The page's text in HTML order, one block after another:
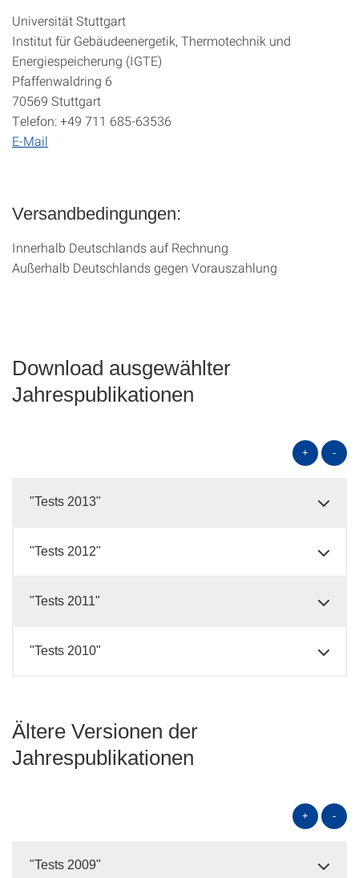
Universität Stuttgart
Institut für Gebäudeenergetik, Thermotechnik und
Energiespeicherung (IGTE)
Pfaffenwaldring 6
70569 Stuttgart
Telefon: +49 711 685-63536
E-Mail
Versandbedingungen:
Innerhalb Deutschlands auf Rechnung
Außerhalb Deutschlands gegen Vorauszahlung
Download ausgewählter
Jahrespublikationen
+ -
"Tests 2013"
"Tests 2012"
"Tests 2011"
"Tests 2010"
Ältere Versionen der
Jahrespublikationen
+ -
"Tests 2009"